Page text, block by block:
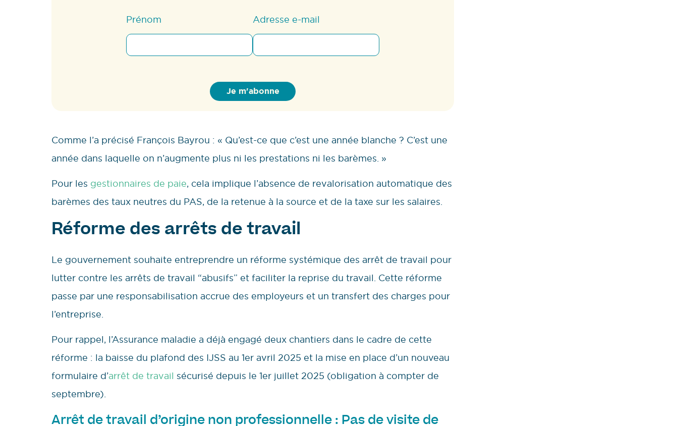
Prénom Adresse e-mail
Comme l’a précisé François Bayrou : « Qu’est-ce que c’est une année blanche ? C’est une
année dans laquelle on n’augmente plus ni les prestations ni les barèmes. »
Pour les gestionnaires de paie, cela implique l’absence de revalorisation automatique des
barèmes des taux neutres du PAS, de la retenue à la source et de la taxe sur les salaires.
Réforme des arrêts de travail
Le gouvernement souhaite entreprendre un réforme systémique des arrêt de travail pour
lutter contre les arrêts de travail “abusifs” et faciliter la reprise du travail. Cette réforme
passe par une responsabilisation accrue des employeurs et un transfert des charges pour
l’entreprise.
Pour rappel, l’Assurance maladie a déjà engagé deux chantiers dans le cadre de cette
réforme : la baisse du plafond des IJSS au 1er avril 2025 et la mise en place d’un nouveau
formulaire d’arrêt de travail sécurisé depuis le 1er juillet 2025 (obligation à compter de
septembre).
Arrêt de travail d’origine non professionnelle : Pas de visite de